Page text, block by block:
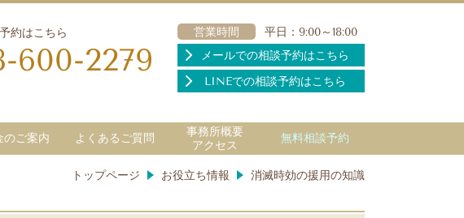
約はこちら
600-2279
営業時間
平日：9:00～18:00
メールでの相談予約はこちら
LINEでの相談予約はこちら
のご案内 よくあるご質問
事務所概要
アクセス
無料相談予約
トップページ お役立ち情報 消滅時効の援用の知識